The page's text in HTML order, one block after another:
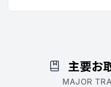
主要お
MAJOR